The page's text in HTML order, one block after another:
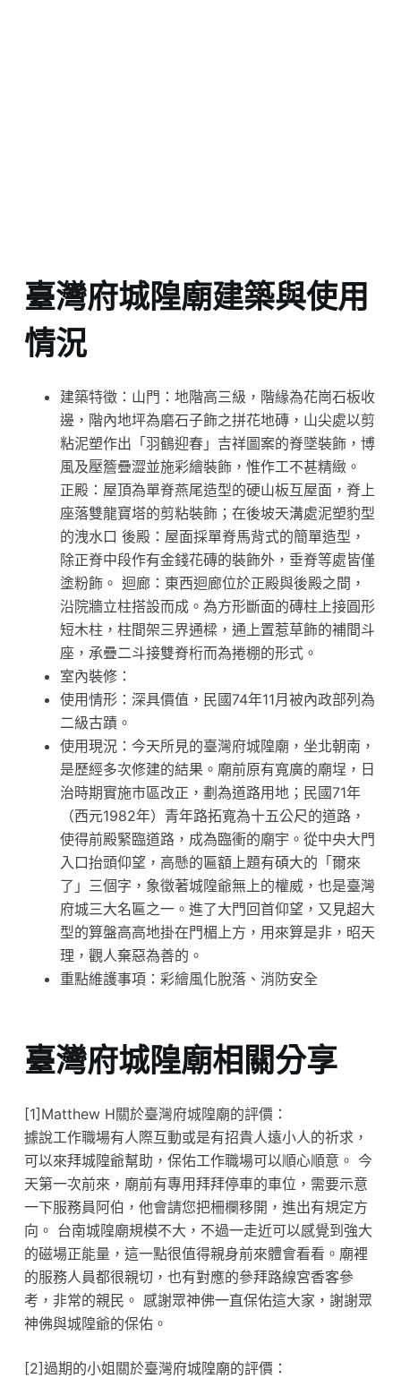
臺灣府城隍廟建築與使用
情況
建築特徵：山門：地階高三級，階緣為花崗石板收
邊，階內地坪為磨石子飾之拼花地磚，山尖處以剪
粘泥塑作出「羽鶴迎春」吉祥圖案的脊墜裝飾，博
風及壓簷疊澀並施彩繪裝飾，惟作工不甚精緻。
正殿：屋頂為單脊燕尾造型的硬山板互屋面，脊上
座落雙龍寶塔的剪粘裝飾；在後坡天溝處泥塑豹型
的洩水口 後殿：屋面採單脊馬背式的簡單造型，
除正脊中段作有金錢花磚的裝飾外，垂脊等處皆僅
塗粉飾。 迴廊：東西迴廊位於正殿與後殿之間，
沿院牆立柱搭設而成。為方形斷面的磚柱上接圓形
短木柱，柱間架三界通樑，通上置惹草飾的補間斗
座，承疊二斗接雙脊桁而為捲棚的形式。
室內裝修：
使用情形：深具價值，民國74年11月被內政部列為
二級古蹟。
使用現況：今天所見的臺灣府城隍廟，坐北朝南，
是歷經多次修建的結果。廟前原有寬廣的廟埕，日
治時期實施市區改正，劃為道路用地；民國71年
（西元1982年）青年路拓寬為十五公尺的道路，
使得前殿緊臨道路，成為臨衝的廟宇。從中央大門
入口抬頭仰望，高懸的匾額上題有碩大的「爾來
了」三個字，象徵著城隍爺無上的權威，也是臺灣
府城三大名匾之一。進了大門回首仰望，又見超大
型的算盤高高地掛在門楣上方，用來算是非，昭天
理，觀人棄惡為善的。
重點維護事項：彩繪風化脫落、消防安全
臺灣府城隍廟相關分享
[1]Matthew H關於臺灣府城隍廟的評價：
據說工作職場有人際互動或是有招貴人遠小人的祈求，
可以來拜城隍爺幫助，保佑工作職場可以順心順意。 今
天第一次前來，廟前有專用拜拜停車的車位，需要示意
一下服務員阿伯，他會請您把柵欄移開，進出有規定方
向。 台南城隍廟規模不大，不過一走近可以感覺到強大
的磁場正能量，這一點很值得親身前來體會看看。廟裡
的服務人員都很親切，也有對應的參拜路線宮香客參
考，非常的親民。 感謝眾神佛一直保佑這大家，謝謝眾
神佛與城隍爺的保佑。
[2]過期的小姐關於臺灣府城隍廟的評價：